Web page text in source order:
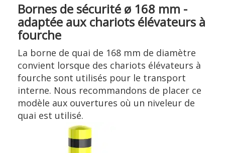
Bornes de sécurité ø 168 mm -
adaptée aux chariots élévateurs à
fourche
La borne de quai de 168 mm de diamètre
convient lorsque des chariots élévateurs à
fourche sont utilisés pour le transport
interne. Nous recommandons de placer ce
modèle aux ouvertures où un niveleur de
quai est utilisé.